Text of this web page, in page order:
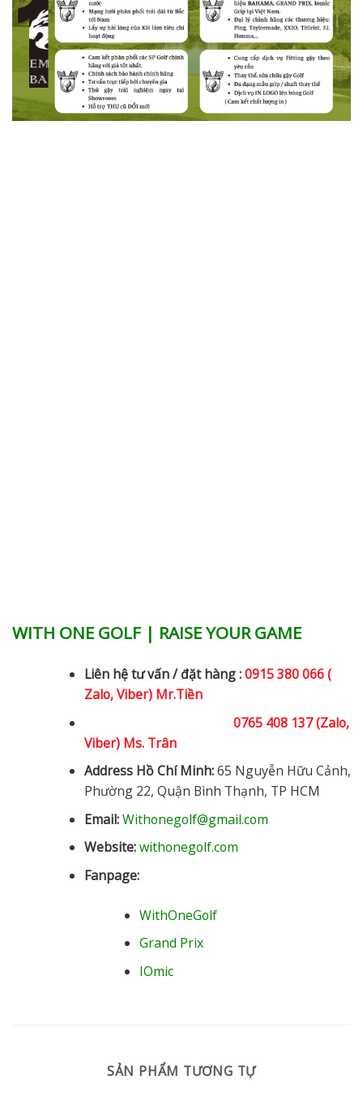
WITH ONE GOLF | RAISE YOUR GAME
Liên hệ tư vấn / đặt hàng :0915 380 066 (
Zalo, Viber) Mr.Tiền
0765 408 137 (Zalo,
Viber) Ms. Trân
Address Hồ Chí Minh:65 Nguyễn Hữu Cảnh,
Phường 22, Quận Bình Thạnh, TP HCM
Email:Withonegolf@gmail.com
Website:withonegolf.com
Fanpage:
WithOneGolf
Grand Prix
IOmic
SẢN PHẨM TƯƠNG TỰ